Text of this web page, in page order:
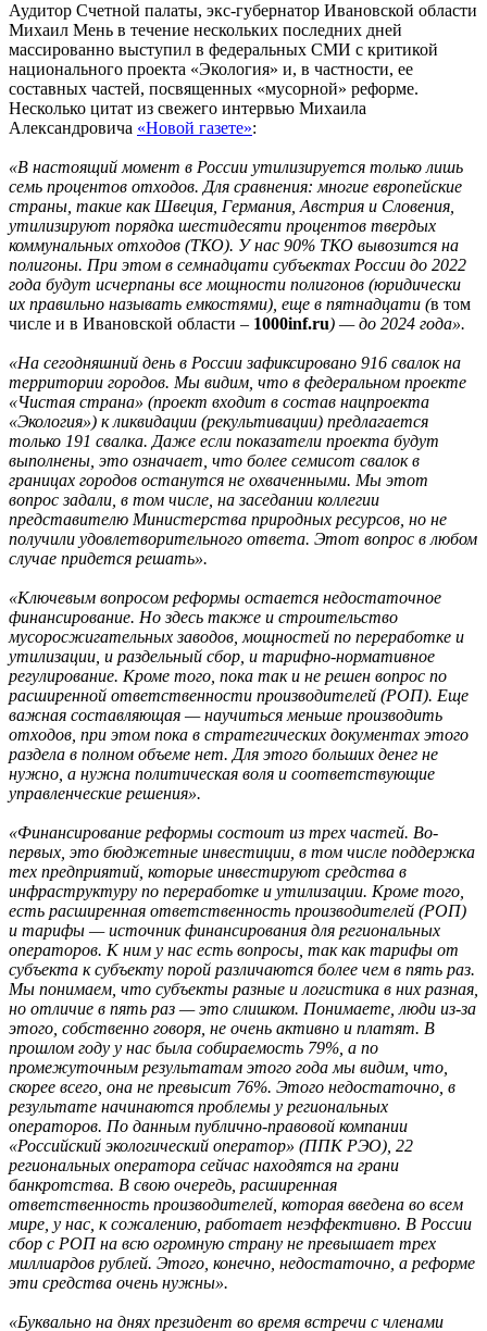
Аудитор Счетной палаты, экс-губернатор Ивановской области
Михаил Мень в течение нескольких последних дней
массированно выступил в федеральных СМИ с критикой
национального проекта «Экология» и, в частности, ее
составных частей, посвященных «мусорной» реформе.
Несколько цитат из свежего интервью Михаила
Александровича «Новой газете»:
«В настоящий момент в России утилизируется только лишь
семь процентов отходов. Для сравнения: многие европейские
страны, такие как Швеция, Германия, Австрия и Словения,
утилизируют порядка шестидесяти процентов твердых
коммунальных отходов (ТКО). У нас 90% ТКО вывозится на
полигоны. При этом в семнадцати субъектах России до 2022
года будут исчерпаны все мощности полигонов (юридически
их правильно называть емкостями), еще в пятнадцати (в том
числе и в Ивановской области – 1000inf.ru) — до 2024 года».
«На сегодняшний день в России зафиксировано 916 свалок на
территории городов. Мы видим, что в федеральном проекте
«Чистая страна» (проект входит в состав нацпроекта
«Экология») к ликвидации (рекультивации) предлагается
только 191 свалка. Даже если показатели проекта будут
выполнены, это означает, что более семисот свалок в
границах городов останутся не охваченными. Мы этот
вопрос задали, в том числе, на заседании коллегии
представителю Министерства природных ресурсов, но не
получили удовлетворительного ответа. Этот вопрос в любом
случае придется решать».
«Ключевым вопросом реформы остается недостаточное
финансирование. Но здесь также и строительство
мусоросжигательных заводов, мощностей по переработке и
утилизации, и раздельный сбор, и тарифно-нормативное
регулирование. Кроме того, пока так и не решен вопрос по
расширенной ответственности производителей (РОП). Еще
важная составляющая — научиться меньше производить
отходов, при этом пока в стратегических документах этого
раздела в полном объеме нет. Для этого больших денег не
нужно, а нужна политическая воля и соответствующие
управленческие решения».
«Финансирование реформы состоит из трех частей. Во-
первых, это бюджетные инвестиции, в том числе поддержка
тех предприятий, которые инвестируют средства в
инфраструктуру по переработке и утилизации. Кроме того,
есть расширенная ответственность производителей (РОП)
и тарифы — источник финансирования для региональных
операторов. К ним у нас есть вопросы, так как тарифы от
субъекта к субъекту порой различаются более чем в пять раз.
Мы понимаем, что субъекты разные и логистика в них разная,
но отличие в пять раз — это слишком. Понимаете, люди из-за
этого, собственно говоря, не очень активно и платят. В
прошлом году у нас была собираемость 79%, а по
промежуточным результатам этого года мы видим, что,
скорее всего, она не превысит 76%. Этого недостаточно, в
результате начинаются проблемы у региональных
операторов. По данным публично-правовой компании
«Российский экологический оператор» (ППК РЭО), 22
региональных оператора сейчас находятся на грани
банкротства. В свою очередь, расширенная
ответственность производителей, которая введена во всем
мире, у нас, к сожалению, работает неэффективно. В России
сбор с РОП на всю огромную страну не превышает трех
миллиардов рублей. Этого, конечно, недостаточно, а реформе
эти средства очень нужны».
«Буквально на днях президент во время встречи с членами